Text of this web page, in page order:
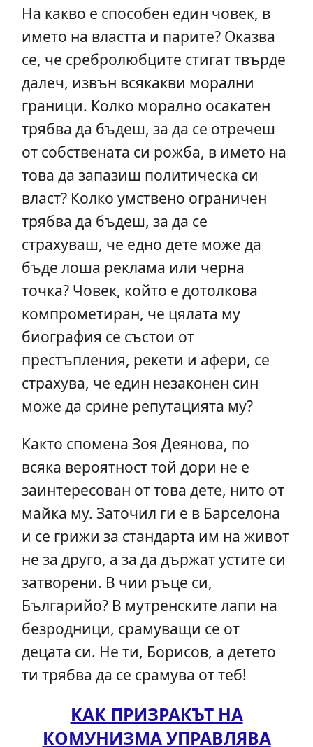
На какво е способен един човек, в
името на властта и парите? Оказва
се, че сребролюбците стигат твърде
далеч, извън всякакви морални
граници. Колко морално осакатен
трябва да бъдеш, за да се отречеш
от собствената си рожба, в името на
това да запазиш политическа си
власт? Колко умствено ограничен
трябва да бъдеш, за да се
страхуваш, че едно дете може да
бъде лоша реклама или черна
точка? Човек, който е дотолкова
компрометиран, че цялата му
биография се състои от
престъпления, рекети и афери, се
страхува, че един незаконен син
може да срине репутацията му?
Както спомена Зоя Деянова, по
всяка вероятност той дори не е
заинтересован от това дете, нито от
майка му. Заточил ги е в Барселона
и се грижи за стандарта им на живот
не за друго, а за да държат устите си
затворени. В чии ръце си,
Българийо? В мутренските лапи на
безродници, срамуващи се от
децата си. Не ти, Борисов, а детето
ти трябва да се срамува от теб!
КАК ПРИЗРАКЪТ НА
КОМУНИЗМА УПРАВЛЯВА